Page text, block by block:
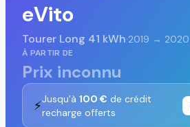
eVito
Tourer Long 41 kWh·2019 → 2020
À PARTIR DE
Prix inconnu
⚡Jusqu'à 100 € de crédit
recharge offerts